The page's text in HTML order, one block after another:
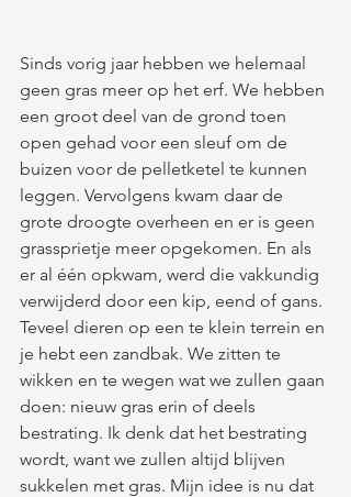
Sinds vorig jaar hebben we helemaal
geen gras meer op het erf. We hebben
een groot deel van de grond toen
open gehad voor een sleuf om de
buizen voor de pelletketel te kunnen
leggen. Vervolgens kwam daar de
grote droogte overheen en er is geen
grassprietje meer opgekomen. En als
er al één opkwam, werd die vakkundig
verwijderd door een kip, eend of gans.
Teveel dieren op een te klein terrein en
je hebt een zandbak. We zitten te
wikken en te wegen wat we zullen gaan
doen: nieuw gras erin of deels
bestrating. Ik denk dat het bestrating
wordt, want we zullen altijd blijven
sukkelen met gras. Mijn idee is nu dat